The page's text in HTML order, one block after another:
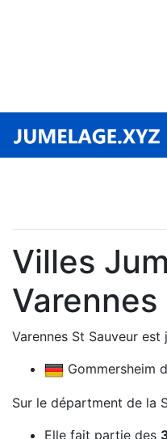
Villes
Varennes St Sauveur
Gommersheim
Sur le départment de la
Elle fait partie des